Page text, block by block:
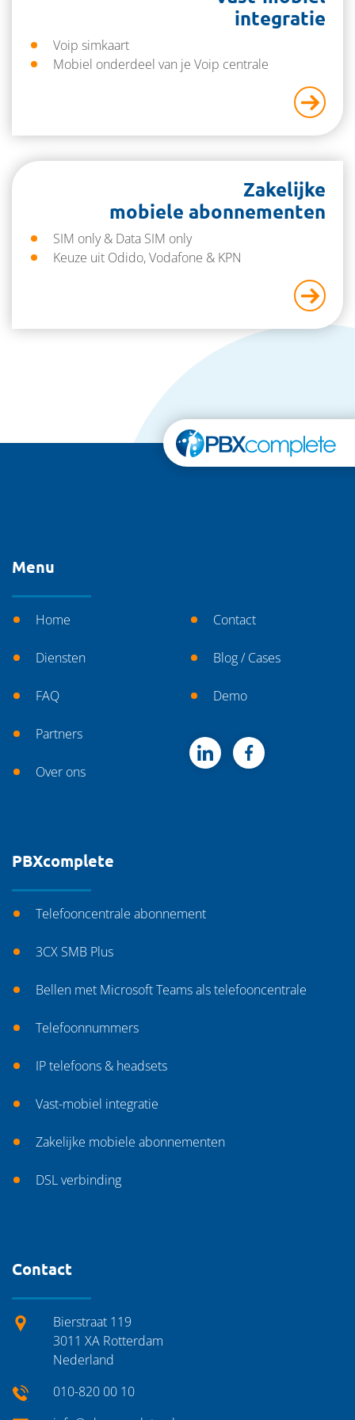
integratie
Voip simkaart
Mobiel onderdeel van je Voip centrale
Zakelijke
mobiele abonnementen
SIM only & Data SIM only
Keuze uit Odido, Vodafone & KPN
Menu
Home
Diensten
FAQ
Partners
Over ons
Contact
Blog / Cases
Demo
PBXcomplete
Telefooncentrale abonnement
3CX SMB Plus
Bellen met Microsoft Teams als telefooncentrale
Telefoonnummers
IP telefoons & headsets
Vast-mobiel integratie
Zakelijke mobiele abonnementen
DSL verbinding
Contact
Bierstraat 119
3011 XA Rotterdam
Nederland
010-820 00 10